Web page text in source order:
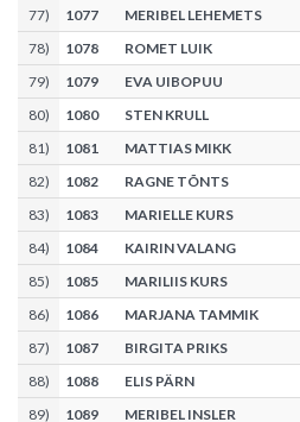
77) 1077
MERIBEL LEHEMETS
78) 1078
ROMET LUIK
79) 1079
EVA UIBOPUU
80) 1080
STEN KRULL
81) 1081
MATTIAS MIKK
82) 1082
RAGNE TÕNTS
83) 1083
MARIELLE KURS
84) 1084
KAIRIN VALANG
85) 1085
MARILIIS KURS
86) 1086
MARJANA TAMMIK
87) 1087
BIRGITA PRIKS
88) 1088
ELIS PÄRN
89) 1089 MERIBEL INSLER